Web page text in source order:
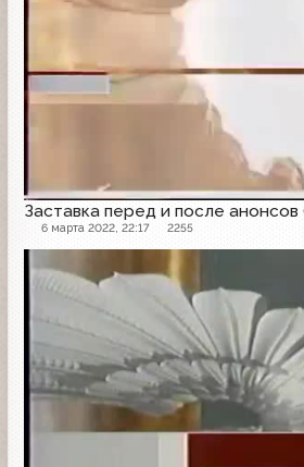
Заставка перед и после
6 марта 2022, 22:17 2255